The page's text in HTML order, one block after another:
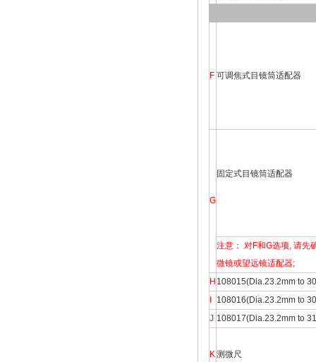
F 可调焦式目镜筒适配器
G
固定式目镜筒适配器
注意： 对F和G选项, 请先
微镜或望远镜适配器;
H 108015(Dia.23.2mm to
108016(Dia.23.2mm to
J 108017(Dia.23.2mm to
K测微尺